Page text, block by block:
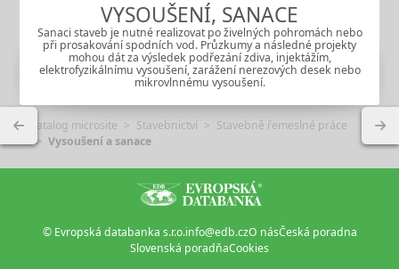
VYSOUŠENÍ, SANACE
Sanaci staveb je nutné realizovat po živelných pohromách nebo
při prosakování spodních vod. Průzkumy a následné projekty
mohou dát za výsledek podřezání zdiva, injektážím,
elektrofyzikálnímu vysoušení, zarážení nerezových desek nebo
mikrovlnnému vysoušení.
Katalog microsite Stavebnictví
Stavebně řemeslné práce
Vysoušení a sanace
© Evropská databanka s.r.o.info@edb.czO násČeská poradna
Slovenská poradňaCookies